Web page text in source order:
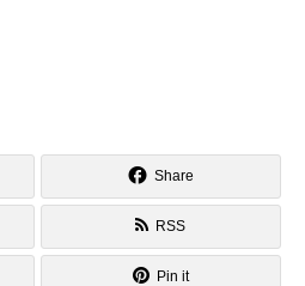
Share
RSS
Pin it